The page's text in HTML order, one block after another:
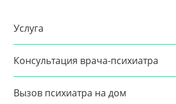
Услуга
Консультация врача-психиатра
Вызов психиатра на дом